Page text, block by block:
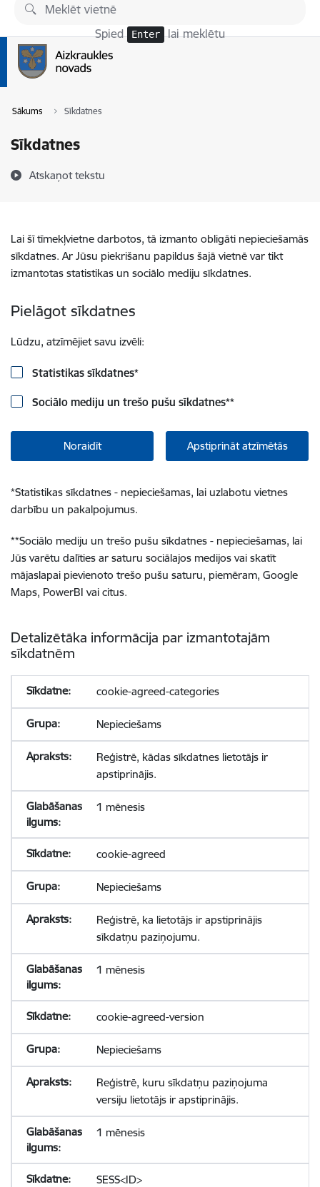
Pāriet uz lapas saturu
Spied Enter lai meklētu
Sākums Sīkdatnes
Sīkdatnes
Atskaņot tekstu
Lai šī tīmekļvietne darbotos, tā izmanto obligāti nepieciešamās
sīkdatnes. Ar Jūsu piekrišanu papildus šajā vietnē var tikt
izmantotas statistikas un sociālo mediju sīkdatnes.
Pielāgot sīkdatnes
Lūdzu, atzīmējiet savu izvēli:
Statistikas sīkdatnes*
Sociālo mediju un trešo pušu sīkdatnes**
Noraidīt Apstiprināt atzīmētās
*Statistikas sīkdatnes - nepieciešamas, lai uzlabotu vietnes
darbību un pakalpojumus.
**Sociālo mediju un trešo pušu sīkdatnes - nepieciešamas, lai
Jūs varētu dalīties ar saturu sociālajos medijos vai skatīt
mājaslapai pievienoto trešo pušu saturu, piemēram, Google
Maps, PowerBI vai citus.
Detalizētāka informācija par izmantotajām
sīkdatnēm
cookie-agreed-categories
Nepieciešams
Reģistrē, kādas sīkdatnes lietotājs ir
apstiprinājis.
1 mēnesis
cookie-agreed
Nepieciešams
Reģistrē, ka lietotājs ir apstiprinājis
sīkdatņu paziņojumu.
1 mēnesis
cookie-agreed-version
Nepieciešams
Reģistrē, kuru sīkdatņu paziņojuma
versiju lietotājs ir apstiprinājis.
1 mēnesis
SESS<ID>